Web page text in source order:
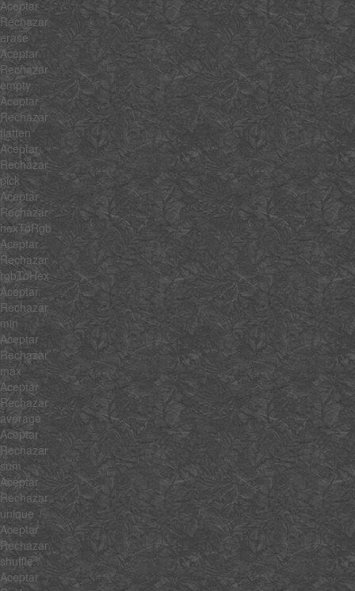
Aceptar
Rechazar
erase
Aceptar
Rechazar
empty
Aceptar
Rechazar
flatten
Aceptar
Rechazar
pick
Aceptar
Rechazar
hexToRgb
Aceptar
Rechazar
rgbToHex
Aceptar
Rechazar
min
Aceptar
Rechazar
max
Aceptar
Rechazar
average
Aceptar
Rechazar
sum
Aceptar
Rechazar
unique
Aceptar
Rechazar
shuffle
Aceptar